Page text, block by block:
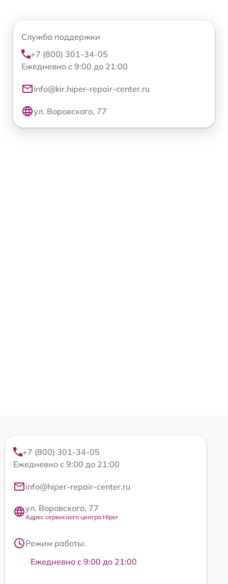
Служба поддержки
+7 (800) 301-34-05
Ежедневно с 9:00 до 21:00
info@kir.hiper-repair-center.ru
ул. Воровского, 77
+7 (800) 301-34-05
Ежедневно с 9:00 до 21:00
info@hiper-repair-center.ru
ул. Воровского, 77
Адрес сервисного центра Hiper
Режим работы:
Ежедневно с 9:00 до 21:00